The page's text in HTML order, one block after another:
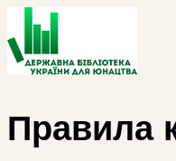
Правила